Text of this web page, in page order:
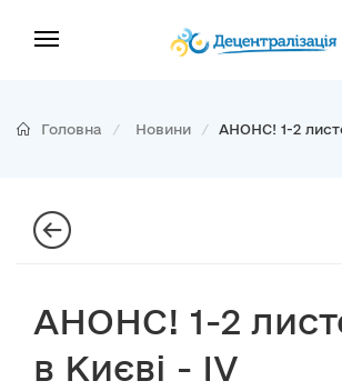
Головна Новини АНОНС! 1-2
АНОНС! 1-2
в Києві - ІV